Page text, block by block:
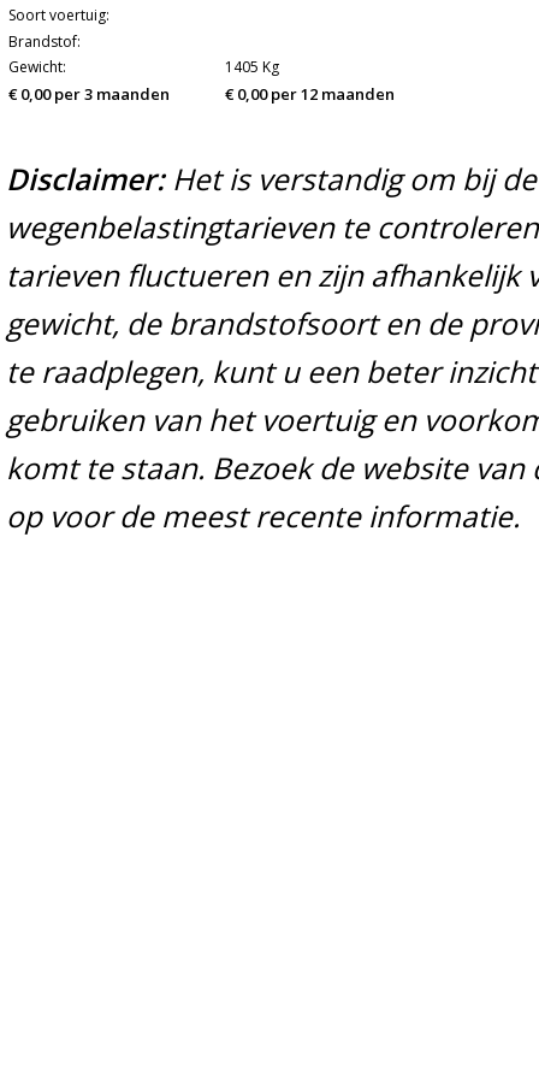
Soort voertuig:
Brandstof:
Gewicht:
1405 Kg
€ 0,00 per 3 maanden € 0,00 per 12 maanden
Disclaimer:Het is verstandig om bij
wegenbelastingtarieven te
tarieven fluctueren en zijn afhankelijk
gewicht, de brandstofsoort en de
te raadplegen, kunt u een beter
gebruiken van het voertuig en
komt te staan. Bezoek de website
op voor de meest recente informatie.